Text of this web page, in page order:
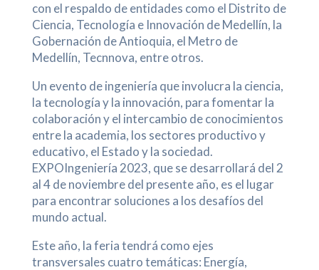
con el respaldo de entidades como el Distrito de
Ciencia, Tecnología e Innovación de Medellín, la
Gobernación de Antioquia, el Metro de
Medellín, Tecnnova, entre otros.
Un evento de ingeniería que involucra la ciencia,
la tecnología y la innovación, para fomentar la
colaboración y el intercambio de conocimientos
entre la academia, los sectores productivo y
educativo, el Estado y la sociedad.
EXPOIngeniería 2023, que se desarrollará del 2
al 4 de noviembre del presente año, es el lugar
para encontrar soluciones a los desafíos del
mundo actual.
Este año, la feria tendrá como ejes
transversales cuatro temáticas: Energía,